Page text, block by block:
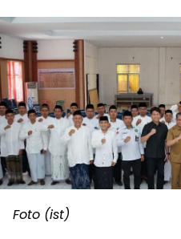
Foto (ist)